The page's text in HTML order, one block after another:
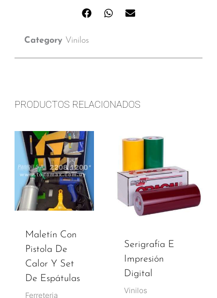
Category Vinilos
PRODUCTOS RELACIONADOS
Maletín Con
Pistola De
Calor Y Set
De Espátulas
Ferreteria
Serigrafía E
Impresión
Digital
Vinilos